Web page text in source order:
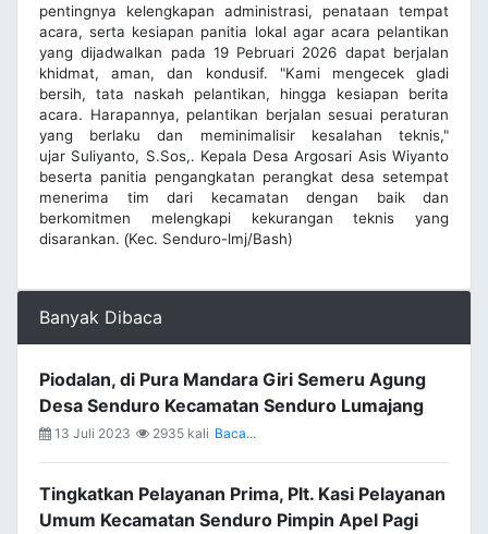
pentingnya kelengkapan administrasi, penataan tempat
acara, serta kesiapan panitia lokal agar acara pelantikan
yang dijadwalkan pada 19 Pebruari 2026 dapat berjalan
khidmat, aman, dan kondusif. "Kami mengecek gladi
bersih, tata naskah pelantikan, hingga kesiapan berita
acara. Harapannya, pelantikan berjalan sesuai peraturan
yang berlaku dan meminimalisir kesalahan teknis,"
ujar Suliyanto, S.Sos,. Kepala Desa Argosari Asis Wiyanto
beserta panitia pengangkatan perangkat desa setempat
menerima tim dari kecamatan dengan baik dan
berkomitmen melengkapi kekurangan teknis yang
disarankan. (Kec. Senduro-lmj/Bash)
Banyak Dibaca
Piodalan, di Pura Mandara Giri Semeru Agung
Desa Senduro Kecamatan Senduro Lumajang
13 Juli 2023 2935 kali Baca...
Tingkatkan Pelayanan Prima, Plt. Kasi Pelayanan
Umum Kecamatan Senduro Pimpin Apel Pagi